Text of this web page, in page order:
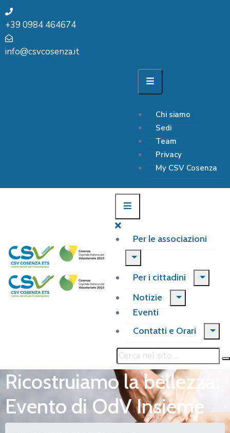
+39 0984 464674
info@csvcosenza.it
Chi siamo
Sedi
Team
Privacy
My CSV Cosenza
Per le associazioni
Per i cittadini
Notizie
Eventi
Contatti e Orari
Ricostruiamo la bellezza.
Evento di OdV Insieme